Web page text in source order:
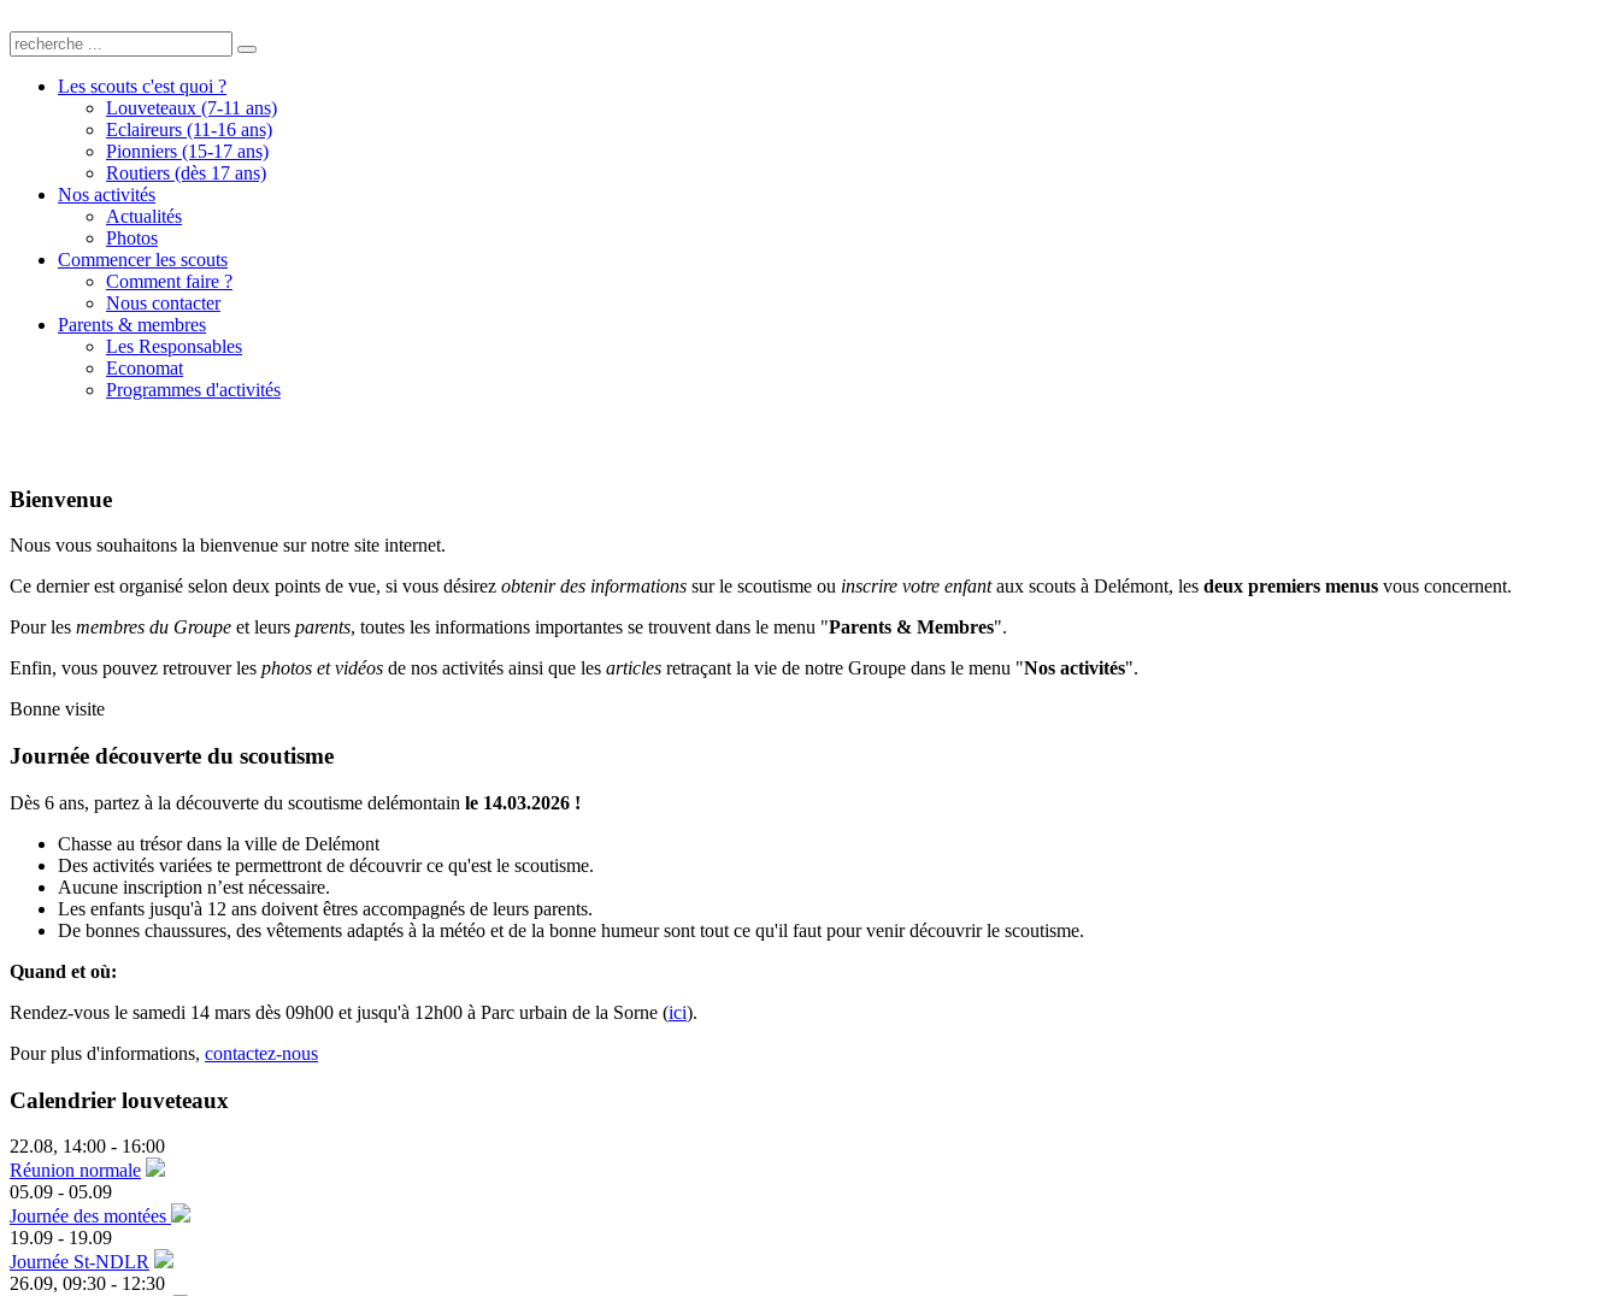
Les scouts c'est quoi ?
Louveteaux (7-11 ans)
Eclaireurs (11-16 ans)
Pionniers (15-17 ans)
Routiers (dès 17 ans)
Nos activités
Actualités
Photos
Commencer les scouts
Comment faire ?
Nous contacter
Parents & membres
Les Responsables
Economat
Programmes d'activités
Bienvenue
Nous vous souhaitons la bienvenue sur notre site internet.
Ce dernier est organisé selon deux points de vue, si vous désirez obtenir des informations sur le scoutisme ou inscrire votre enfantaux scouts à Delémont, les deux premiers menus vous concernent.
Pour les membres du Groupe et leurs parents, toutes les informations importantes se trouvent dans le menu "Parents & Membres".
Enfin, vous pouvez retrouver les photos et vidéos de nos activités ainsi que les articles retraçant la vie de notre Groupe dans le menu "Nos activités".
Bonne visite
Journée découverte du scoutisme
Dès 6 ans, partez à la découverte du scoutisme delémontain le 14.03.2026 !
Chasse au trésor dans la ville de Delémont
Des activités variées te permettront de découvrir ce qu'est le scoutisme.
Aucune inscription n’est nécessaire.
Les enfants jusqu'à 12 ans doivent êtres accompagnés de leurs parents.
De bonnes chaussures, des vêtements adaptés à la météo et de la bonne humeur sont tout ce qu'il faut pour venir découvrir le scoutisme.
Quand et où:
Rendez-vous le samedi 14 mars dès 09h00 et jusqu'à 12h00 à Parc urbain de la Sorne (ici).
Pour plus d'informations, contactez-nous
Calendrier louveteaux
22.08, 14:00 - 16:00
Réunion normale
05.09 - 05.09
Journée des montées
19.09 - 19.09
Journée St-NDLR
26.09, 09:30 - 12:30